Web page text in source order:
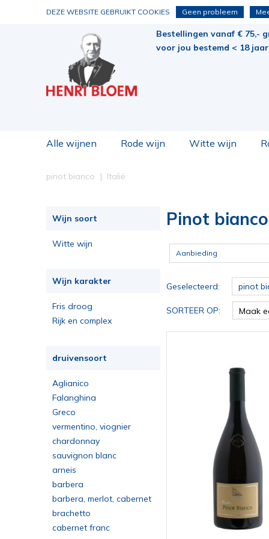
DEZE WEBSITE GEBRUIKT COOKIES Geen probleem
Bestellingen vanaf € 75,-
voor jou bestemd < 18
Alle wijnen Rode wijn Witte wijn
pinot bianco Italië
Wijn soort
Witte wijn
Wijn karakter
Fris droog
Rijk en complex
druivensoort
Aglianico
Falanghina
Greco
vermentino, viognier
chardonnay
sauvignon blanc
arneis
barbera
barbera, merlot, cabernet
sauvignon
brachetto
cabernet franc
Pinot
Aanbieding
Geselecteerd: pinot
SORTEER OP: Maak